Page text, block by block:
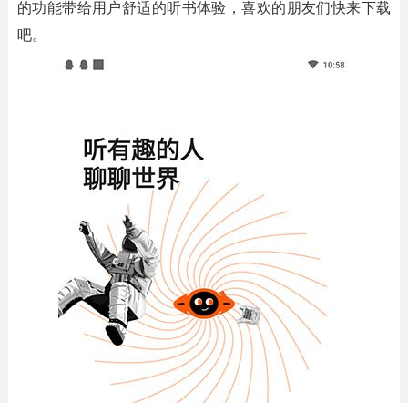
的功能带给用户舒适的听书体验，喜欢的朋友们快来下载
吧。